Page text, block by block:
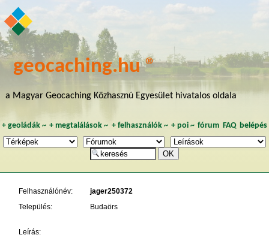
geocaching.hu ®
a Magyar Geocaching Közhasznú Egyesület hivatalos oldala
+ geoládák~ +megtalálások ~ + felhasználók~ + poi~ fórum FAQ belépés
Felhasználónév:
jager250372
Település:
Budaörs
Leírás: